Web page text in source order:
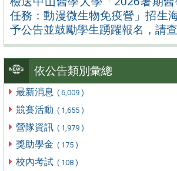
任務：動漫微生物免疫營」招生
予公告並鼓勵學生踴躍報名，請查
依公告類別彙總
最新消息 ( 6,009 )
競賽活動 ( 1,655 )
營隊資訊 ( 1,979 )
獎助學金 ( 175 )
校內考試 ( 108 )